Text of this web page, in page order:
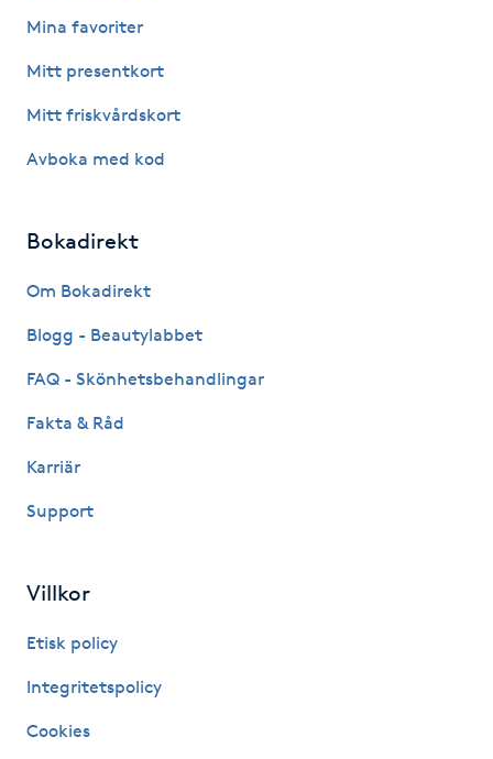
Gellack med förstärkning
Gruppträning
Headspa
Healing
Herrklippning
HIFU
Mina favoriter
Mitt presentkort
Mitt friskvårdskort
Avboka med kod
Bokadirekt
Om Bokadirekt
Blogg - Beautylabbet
FAQ - Skönhetsbehandlingar
Fakta & Råd
Karriär
Support
Villkor
Etisk policy
Integritetspolicy
Cookies